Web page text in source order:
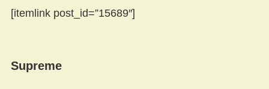
[itemlink post_id=”15689″]
Supreme